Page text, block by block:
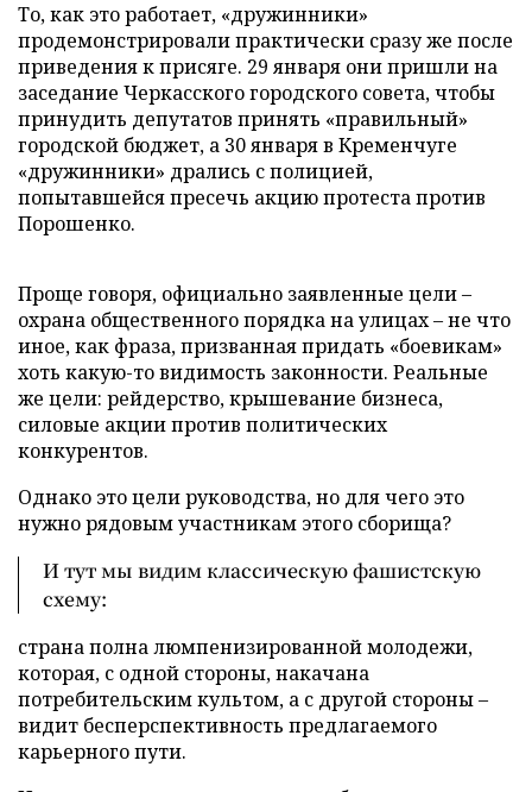
То, как это работает, «дружинники»
продемонстрировали практически сразу же после
приведения к присяге. 29 января они пришли на
заседание Черкасского городского совета, чтобы
принудить депутатов принять «правильный»
городской бюджет, а 30 января в Кременчуге
«дружинники» дрались с полицией,
попытавшейся пресечь акцию протеста против
Порошенко.
Проще говоря, официально заявленные цели –
охрана общественного порядка на улицах – не что
иное, как фраза, призванная придать «боевикам»
хоть какую-то видимость законности. Реальные
же цели: рейдерство, крышевание бизнеса,
силовые акции против политических
конкурентов.
Однако это цели руководства, но для чего это
нужно рядовым участникам этого сборища?
И тут мы видим классическую фашистскую
схему:
страна полна люмпенизированной молодежи,
которая, с одной стороны, накачана
потребительским культом, а с другой стороны –
видит бесперспективность предлагаемого
карьерного пути.